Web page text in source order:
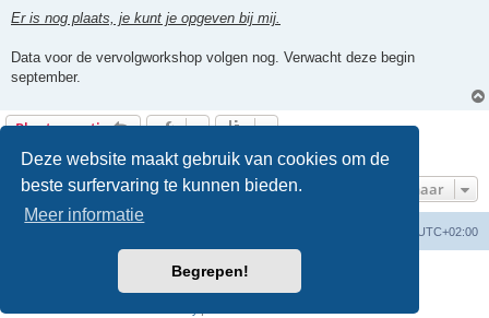
Deze website maakt gebruik van cookies om de
beste surfervaring te kunnen bieden.
Meer informatie
Begrepen!
Er is nog plaats, je kunt je opgeven bij mij.
Data voor de vervolgworkshop volgen nog. Verwacht deze begin
september.
Plaats reactie
2 berichten • Pagina1van1
Ga naar
UTC+02:00
phpBB® Forum Software © phpBB Limited
Nederlandse vertaling doorphpBB.nl